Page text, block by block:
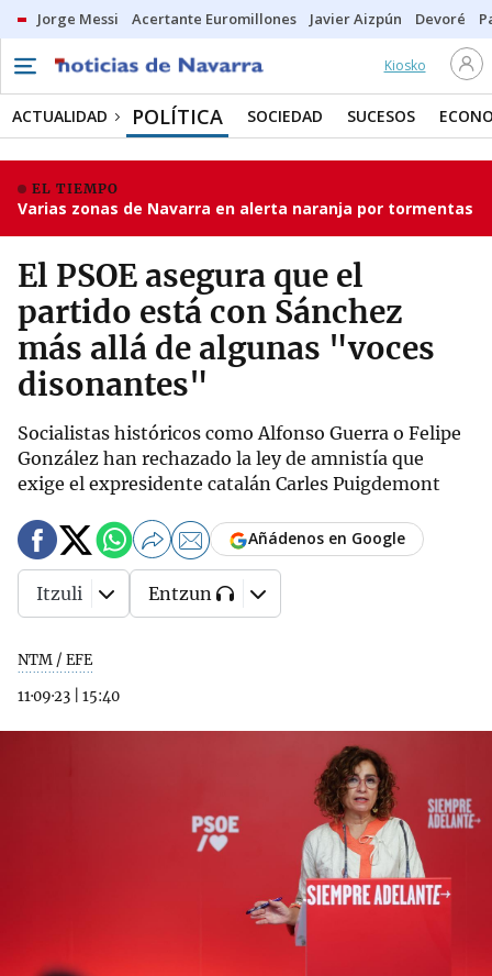
Jorge Messi Acertante Euromillones Javier Aizpún Devoré
Kiosko
ACTUALIDAD POLÍTICA SOCIEDAD SUCESOS
EL TIEMPO
Varias zonas de Navarra en alerta naranja por tormentas
El PSOE asegura que el
partido está con Sánchez
más allá de algunas "voces
disonantes"
Socialistas históricos como Alfonso Guerra o Felipe
González han rechazado la ley de amnistía que
exige el expresidente catalán Carles Puigdemont
NTM / EFE
11·09·23
15:40
Añádenos en Google
Itzuli Entzun